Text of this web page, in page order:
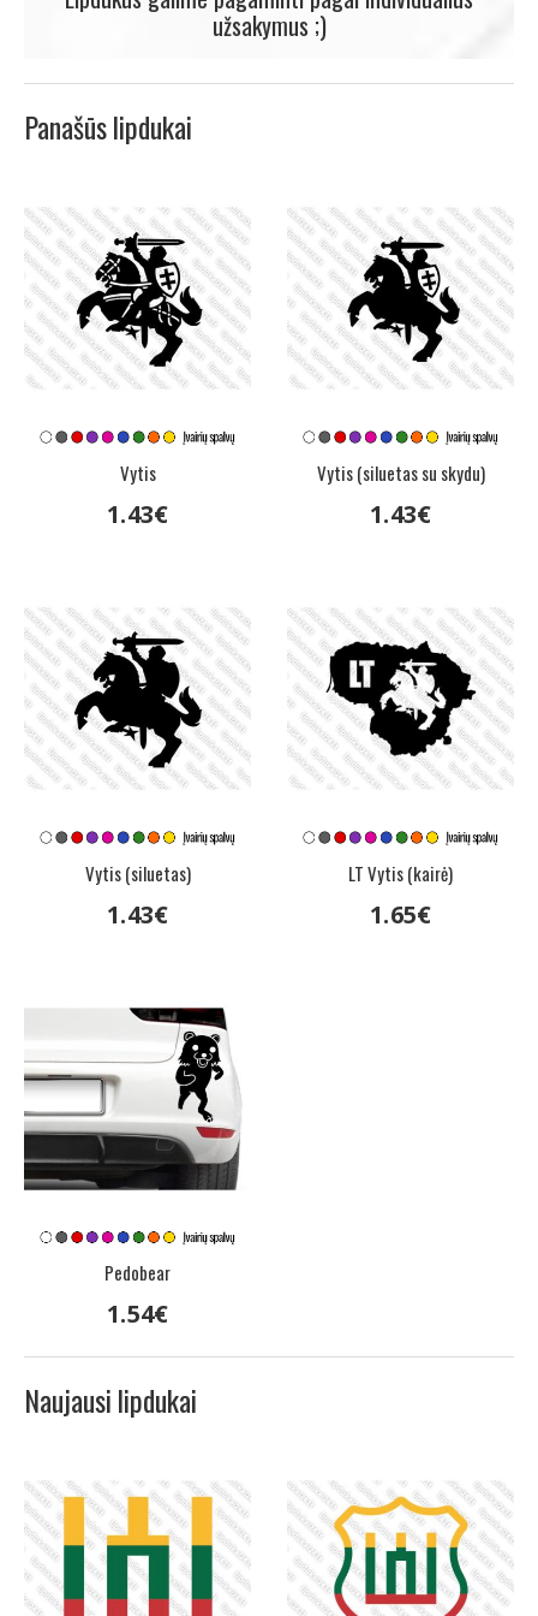
užsakymus ;)
Panašūs lipdukai
Vytis
1.43€
Vytis (siluetas su skydu)
1.43€
Vytis (siluetas)
1.43€
LT Vytis (kairė)
1.65€
Pedobear
1.54€
Naujausi lipdukai